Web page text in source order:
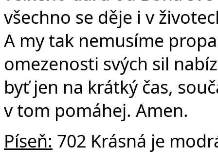
všechno se děje i v
A my tak nemusíme
omezenosti svých sil
byť jen na krátký čas,
v tom pomáhej. Amen.
Píseň: 702 Krásná je